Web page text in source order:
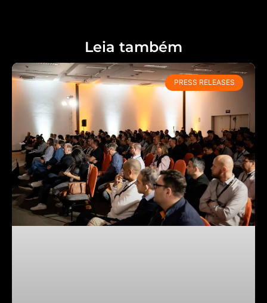
Leia também
PRESS RELEASES